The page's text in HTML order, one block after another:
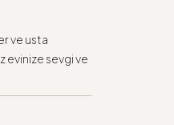
ve usta
evinize sevgi ve